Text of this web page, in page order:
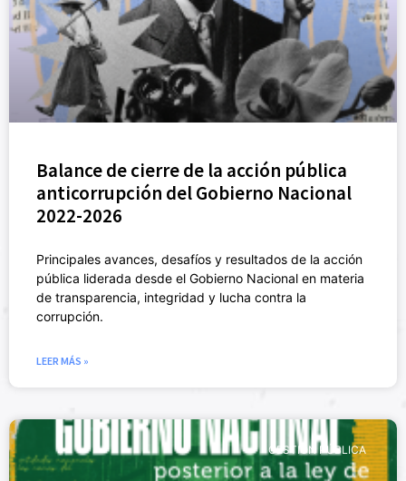
Balance de cierre de la acción pública
anticorrupción del Gobierno Nacional
2022-2026
Principales avances, desafíos y resultados de la acción
pública liderada desde el Gobierno Nacional en materia
de transparencia, integridad y lucha contra la
corrupción.
LEER MÁS »
GESTIÓN PÚBLICA